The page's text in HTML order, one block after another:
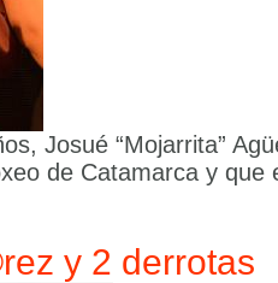
Josué “Mojarrita”
de Catamarca y que
y 2 derrotas